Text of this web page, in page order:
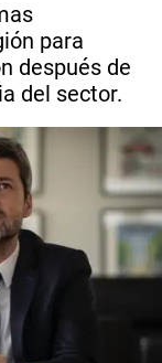
para
después de
del sector.